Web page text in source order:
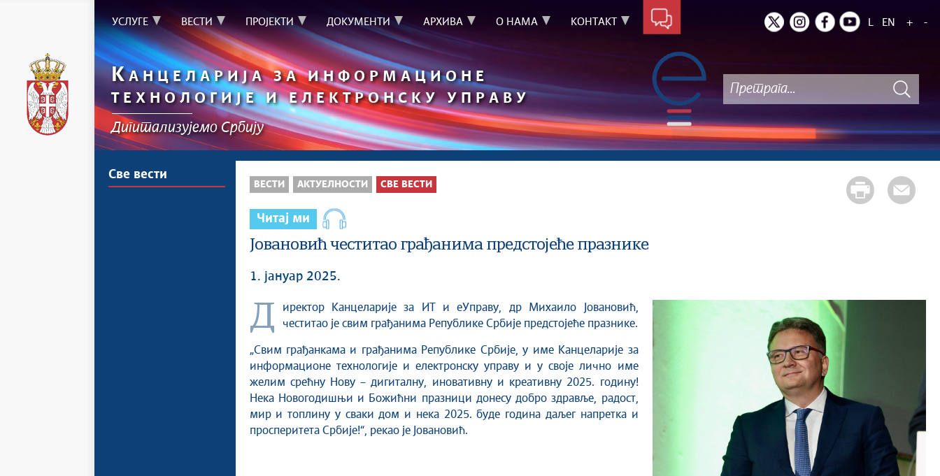
УСЛУГЕ ВЕСТИ ПРОЈЕКТИ ДОКУМЕНТИ АРХИВА О НАМА КОНТАКТ L EN + -
КАНЦЕЛАРИЈА ЗА ИНФОРМАЦИОНЕ
ТЕХНОЛОГИЈЕ И ЕЛЕКТРОНСКУ УПРАВУ
Дигитализујемо Србију
Све вести
ВЕСТИ АКТУЕЛНОСТИ СВЕ ВЕСТИ
Читај ми
Јовановић честитао грађанима предстојеће празнике
1. јануар 2025.
Директор Канцеларије за ИТ и еУправу, др Михаило Јовановић, честитао је свим грађанима Републике Србије предстојеће празнике.
„Свим грађанкама и грађанима Републике Србије, у име Канцеларије за
информационе технологије и електронску управу и у своје лично име
желим срећну Нову – дигиталну, иновативну и креативну 2025. годину!
Нека Новогодишњи и Божићни празници донесу добро здравље, радост,
мир и топлину у сваки дом и нека 2025. буде година даљег напретка и
просперитета Србије!“, рекао је Јовановић.